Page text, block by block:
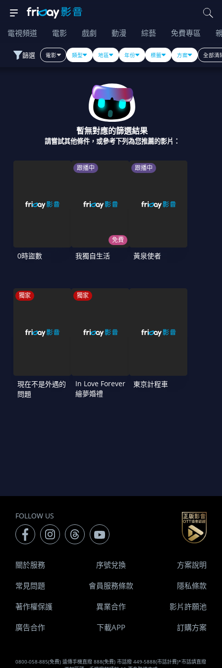
電視頻道 電影 戲劇 動漫 綜藝 免費專區
篩選 電影 類型 地區 年份 標籤 方案 全部清
暫無對應的篩選結果
請嘗試其他條件，或參考下列為您推薦的影片：
0時盜數
跟播中
免費
我獨自生活
跟播中
黃泉使者
獨家
現在不是外遇的
問題
獨家
In Love Forever
繪夢婚禮
東京計程車
FOLLOW US
0800-058-885(免費) 遠傳手機直撥 888(免費) 市話撥 449-5888(市話計費)*市話請直撥
關於服務 序號兌換 方案說明
常見問題 會員服務條款 隱私條款
著作權保護 異業合作 影片許願池
廣告合作 下載APP 訂購方案